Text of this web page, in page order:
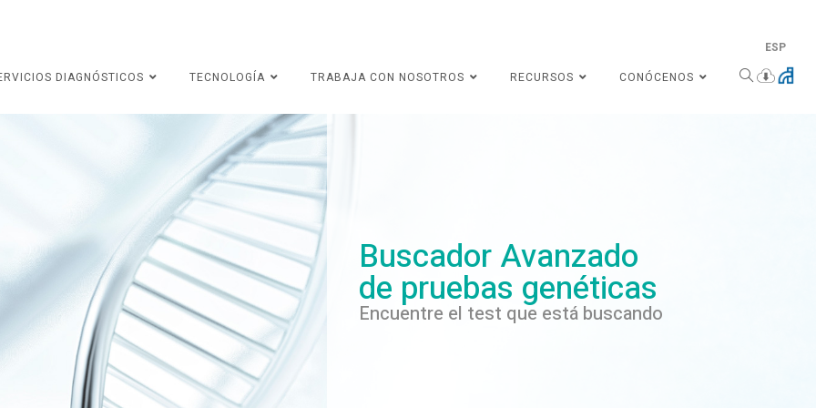
ESP
DIAGNÓSTICOS
TECNOLOGÍA TRABAJA CON NOSOTROS RECURSOS CONÓCENOS
Buscador Avanzado
de pruebas genéticas
Encuentre el test que está buscando